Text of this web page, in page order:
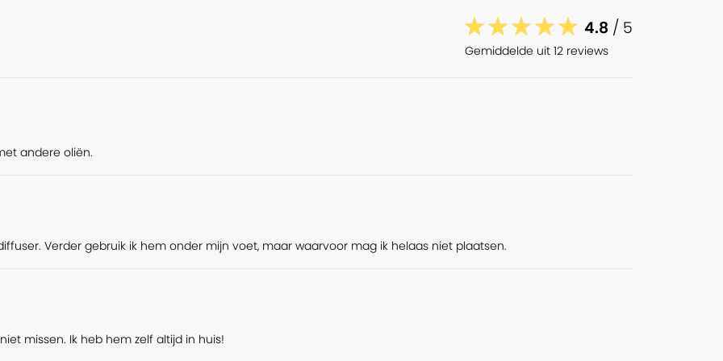
biologische essentiële oliën zijn
aan gerechten toevoegen!
tot gedroogde kruiden
en ‘chi’: de levensenergie van de
creativiteit zijn de mogelijkheden
in met Chi’!
smoothie. Er zijn dus heel veel
aan de verse ingrediënten die je
zeker ook een aantal bloemen en
heeft wel eens gehoord van
4.8 / 5
Gemiddelde uit 12 reviews
andere oliën.
Verder gebruik ik hem onder mijn voet, maar waarvoor mag ik helaas niet plaatsen.
missen. Ik heb hem zelf altijd in huis!